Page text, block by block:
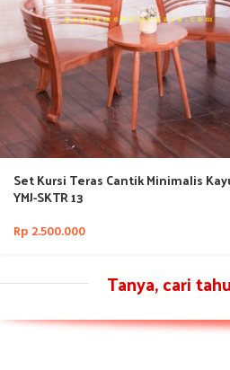
Set Kursi Teras Cantik Minimalis
YMJ-SKTR 13
Rp 2.500.000
Tanya, cari